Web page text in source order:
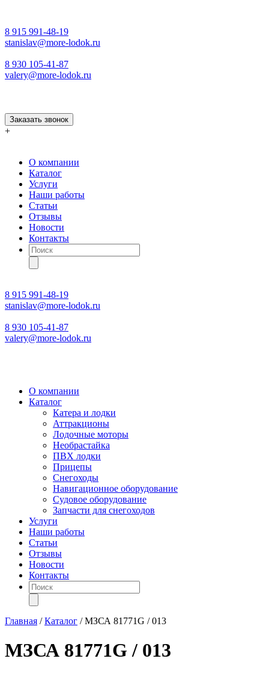
8 915 991-48-19
stanislav@more-lodok.ru
8 930 105-41-87
valery@more-lodok.ru
Заказать звонок
+
О компании
Каталог
Услуги
Наши работы
Статьи
Отзывы
Новости
Контакты
Поиск
товаров
8 915 991-48-19
stanislav@more-lodok.ru
8 930 105-41-87
valery@more-lodok.ru
О компании
Каталог
Катера и лодки
Аттракционы
Лодочные моторы
Необрастайка
ПВХ лодки
Прицепы
Снегоходы
Навигационное оборудование
Судовое оборудование
Запчасти для снегоходов
Услуги
Наши работы
Статьи
Отзывы
Новости
Контакты
Поиск
товаров
Главная /Каталог /МЗСА 81771G / 013
МЗСА 81771G / 013